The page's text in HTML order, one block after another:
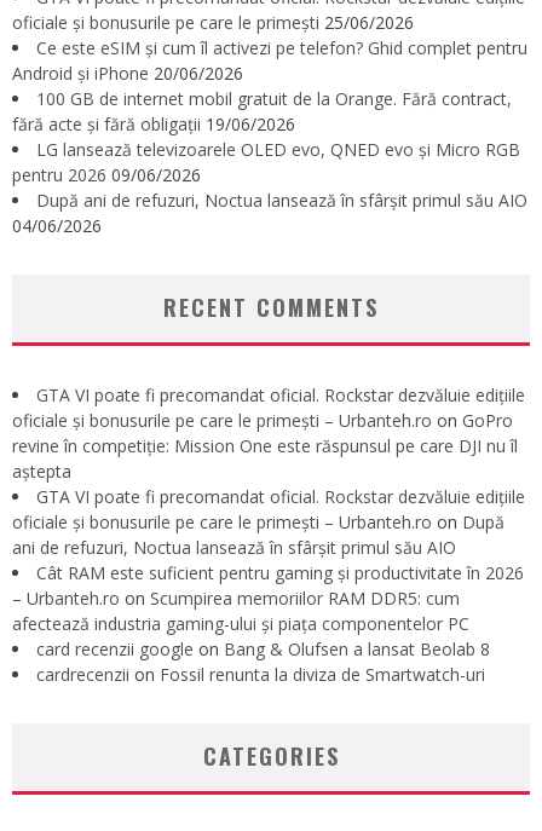
oficiale și bonusurile pe care le primești 25/06/2026
Ce este eSIM și cum îl activezi pe telefon? Ghid complet pentru
Android și iPhone 20/06/2026
100 GB de internet mobil gratuit de la Orange. Fără contract,
fără acte și fără obligații 19/06/2026
LG lansează televizoarele OLED evo, QNED evo și Micro RGB
pentru 2026 09/06/2026
După ani de refuzuri, Noctua lansează în sfârșit primul său AIO
04/06/2026
RECENT COMMENTS
GTA VI poate fi precomandat oficial. Rockstar dezvăluie edițiile
oficiale și bonusurile pe care le primești – Urbanteh.ro on GoPro
revine în competiție: Mission One este răspunsul pe care DJI nu îl
aștepta
GTA VI poate fi precomandat oficial. Rockstar dezvăluie edițiile
oficiale și bonusurile pe care le primești – Urbanteh.ro on După
ani de refuzuri, Noctua lansează în sfârșit primul său AIO
Cât RAM este suficient pentru gaming și productivitate în 2026
– Urbanteh.ro on Scumpirea memoriilor RAM DDR5: cum
afectează industria gaming-ului și piața componentelor PC
card recenzii google on Bang & Olufsen a lansat Beolab 8
cardrecenzii on Fossil renunta la diviza de Smartwatch-uri
CATEGORIES